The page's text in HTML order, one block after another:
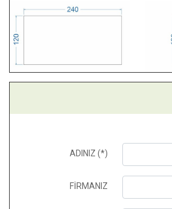
ADINIZ (*)
FİRMANIZ